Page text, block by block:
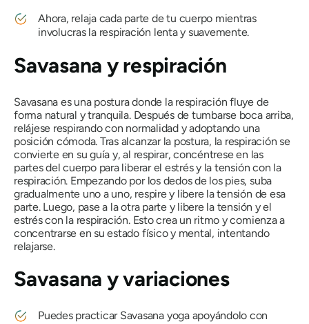
Ahora, relaja cada parte de tu cuerpo mientras
involucras la respiración lenta y suavemente.
Savasana y respiración
Savasana es una postura donde la respiración fluye de
forma natural y tranquila. Después de tumbarse boca arriba,
relájese respirando con normalidad y adoptando una
posición cómoda. Tras alcanzar la postura, la respiración se
convierte en su guía y, al respirar, concéntrese en las
partes del cuerpo para liberar el estrés y la tensión con la
respiración. Empezando por los dedos de los pies, suba
gradualmente uno a uno, respire y libere la tensión de esa
parte. Luego, pase a la otra parte y libere la tensión y el
estrés con la respiración. Esto crea un ritmo y comienza a
concentrarse en su estado físico y mental, intentando
relajarse.
Savasana y variaciones
Puedes practicar Savasana yoga apoyándolo con